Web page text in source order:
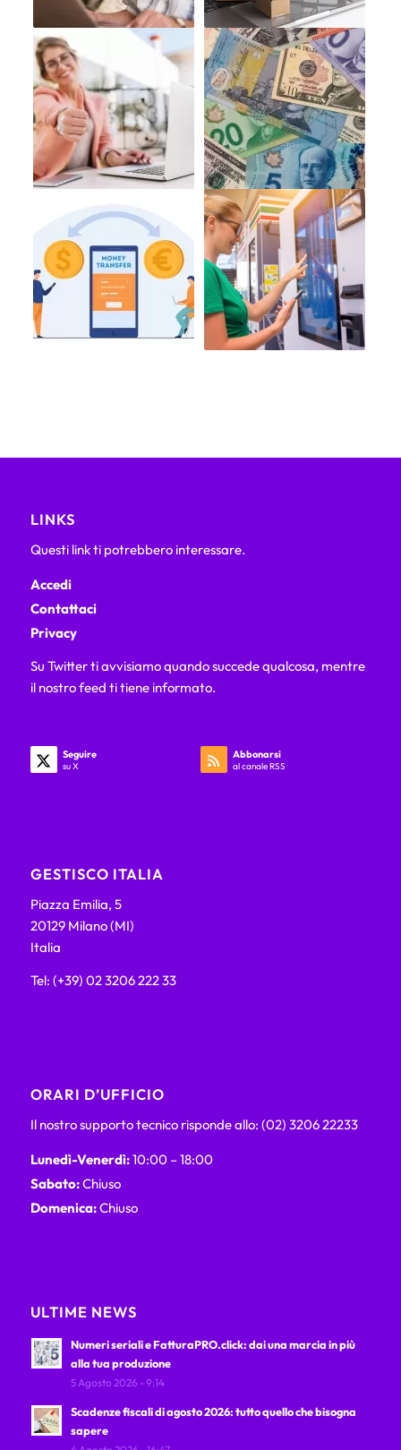
LINKS
Questi link ti potrebbero interessare.
Accedi
Contattaci
Privacy
Su Twitter ti avvisiamo quando succede qualcosa, mentre
il nostro feed ti tiene informato.
Seguire
su X
Abbonarsi
al canale RSS
GESTISCO ITALIA
Piazza Emilia, 5
20129 Milano (MI)
Italia
Tel: (+39) 02 3206 222 33
ORARI D’UFFICIO
Il nostro supporto tecnico risponde allo: (02) 3206 22233
Lunedì-Venerdì:10:00 – 18:00
Sabato:Chiuso
Domenica:Chiuso
ULTIME NEWS
Numeri seriali e FatturaPRO.click: dai una marcia in più
alla tua produzione
5 Agosto 2026 - 9:14
Scadenze fiscali di agosto 2026: tutto quello che bisogna
sapere